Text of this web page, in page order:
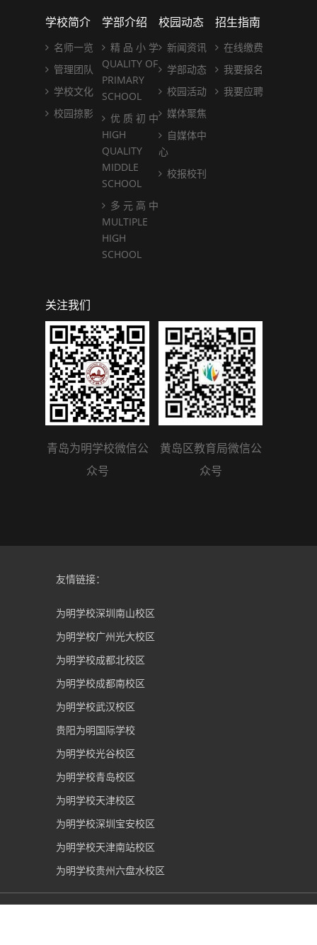
学校简介
名师一览
管理团队
学校文化
校园掠影
学部介绍
精 品 小 学
QUALITY OF
PRIMARY
SCHOOL
优 质 初 中
HIGH
QUALITY
MIDDLE
SCHOOL
多 元 高 中
MULTIPLE
HIGH
SCHOOL
校园动态
新闻资讯
学部动态
校园活动
媒体聚焦
自媒体中
心
校报校刊
招生指南
在线缴费
我要报名
我要应聘
关注我们
青岛为明学校微信公
众号
黄岛区教育局微信公
众号
友情链接：
为明学校深圳南山校区
为明学校广州光大校区
为明学校成都北校区
为明学校成都南校区
为明学校武汉校区
贵阳为明国际学校
为明学校光谷校区
为明学校青岛校区
为明学校天津校区
为明学校深圳宝安校区
为明学校天津南站校区
为明学校贵州六盘水校区